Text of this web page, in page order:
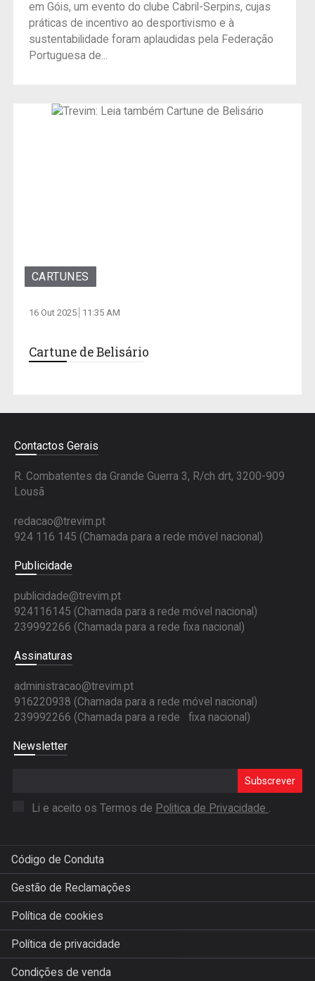
em Góis, um evento do clube Cabril-Serpins, cujas
práticas de incentivo ao desportivismo e à
sustentabilidade foram aplaudidas pela Federação
Portuguesa de...
CARTUNES
16 Out 2025 11:35 AM
Cartune de Belisário
Contactos Gerais
R. Combatentes da Grande Guerra 3, R/ch drt, 3200-909
Lousã
redacao@trevim.pt
924 116 145 (Chamada para a rede móvel nacional)
Publicidade
publicidade@trevim.pt
924116145 (Chamada para a rede móvel nacional)
239992266 (Chamada para a rede fixa nacional)
Assinaturas
administracao@trevim.pt
916220938 (Chamada para a rede móvel nacional)
239992266 (Chamada para a rede fixa nacional)
Newsletter
Subscrever
Li e aceito os Termos de Politica de Privacidade .
Código de Conduta
Gestão de Reclamações
Política de cookies
Política de privacidade
Condições de venda